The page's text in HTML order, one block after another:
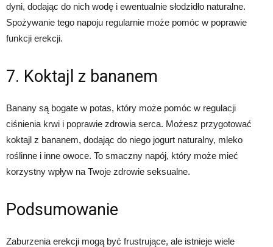
dyni, dodając do nich wodę i ewentualnie słodzidło naturalne.
Spożywanie tego napoju regularnie może pomóc w poprawie
funkcji erekcji.
7. Koktajl z bananem
Banany są bogate w potas, który może pomóc w regulacji
ciśnienia krwi i poprawie zdrowia serca. Możesz przygotować
koktajl z bananem, dodając do niego jogurt naturalny, mleko
roślinne i inne owoce. To smaczny napój, który może mieć
korzystny wpływ na Twoje zdrowie seksualne.
Podsumowanie
Zaburzenia erekcji mogą być frustrujące, ale istnieje wiele